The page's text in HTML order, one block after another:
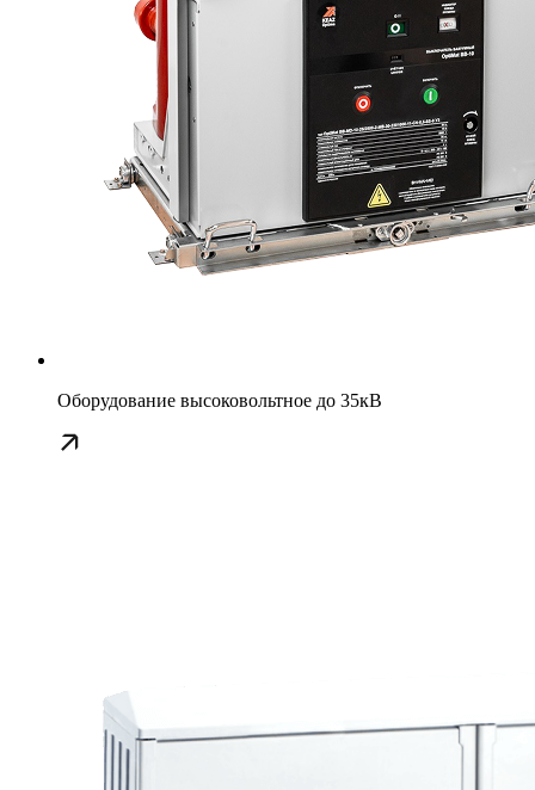
Оборудование высоковольтное до 35кВ